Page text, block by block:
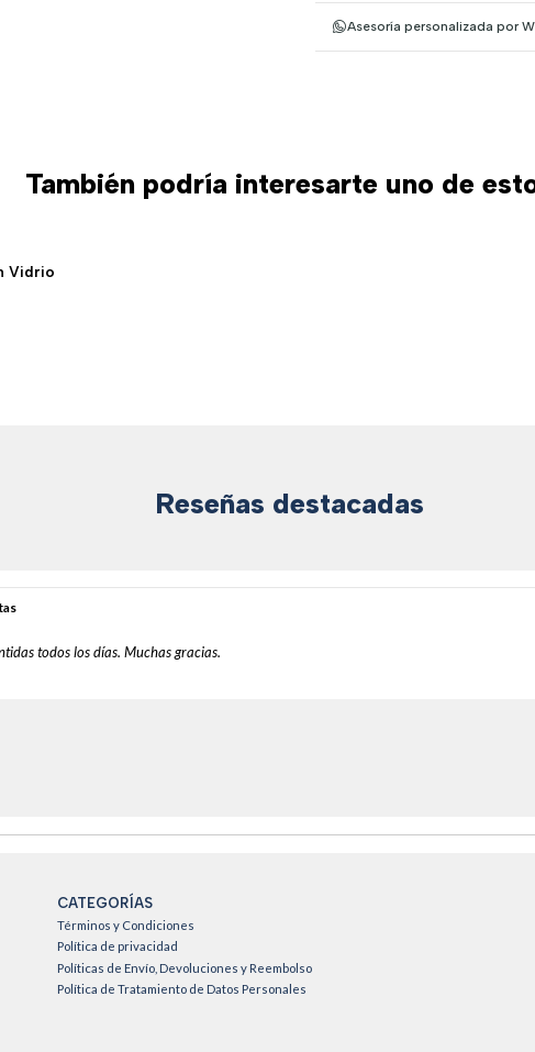
Asesoría personalizada por
También podría interesarte uno de
Vidrio
Reseñas destacadas
todos los días. Muchas gracias.
CATEGORÍAS
Términos y Condiciones
Política de privacidad
Políticas de Envío, Devoluciones y Reembolso
Política de Tratamiento de Datos Personales